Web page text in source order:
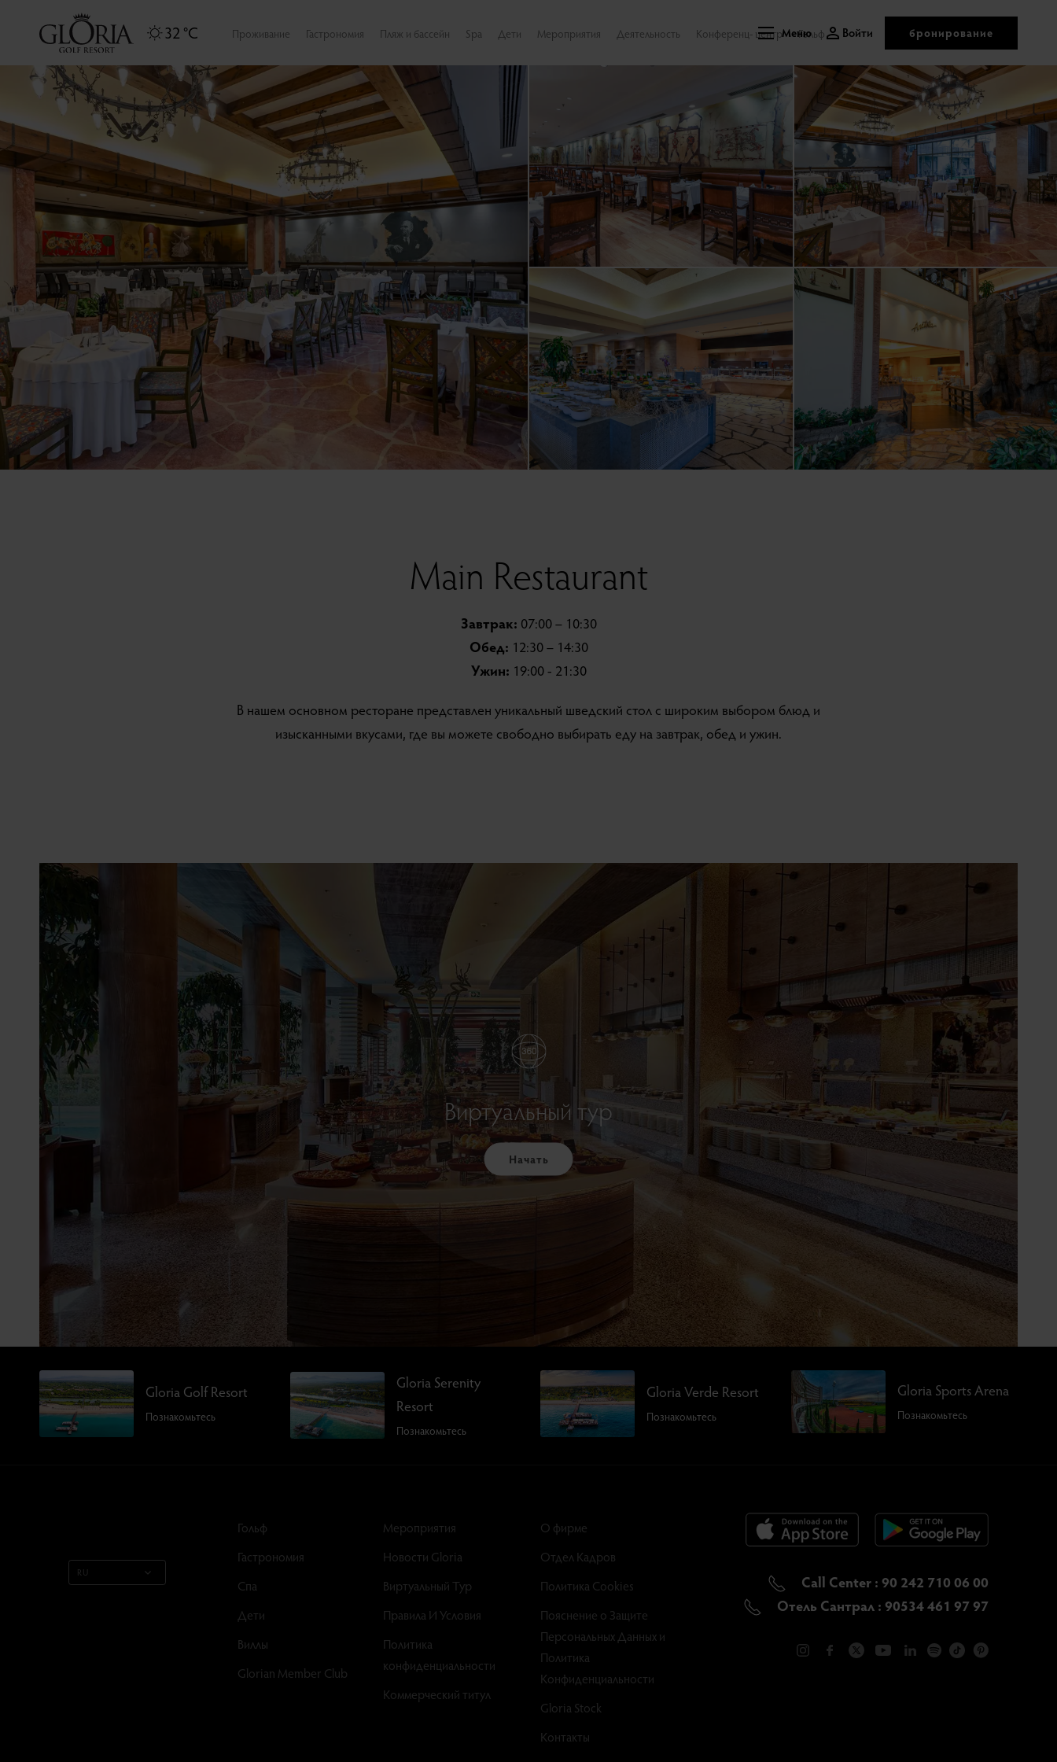
32 °C Проживание Гастрономия Пляж и бассейн Spa Дети Мероприятия Деятельность Конференц- центр Гольф бронирование
Войти
Меню
Main Restaurant
Завтрак: 07:00 – 10:30
Обед: 12:30 – 14:30
Ужин: 19:00 - 21:30
В нашем основном ресторане представлен уникальный шведский стол с широким выбором блюд и
изысканными вкусами, где вы можете свободно выбирать еду на завтрак, обед и ужин.
Виртуальный тур
Начать
Gloria Golf Resort
Познакомьтесь
Gloria Serenity
Resort
Познакомьтесь
Gloria Verde Resort
Познакомьтесь
Gloria Sports Arena
Познакомьтесь
RU
Гольф
Гастрономия
Спа
Дети
Виллы
Glorian Member Club
Мероприятия
Новости Gloria
Виртуальный Тур
Правила И Условия
Политика
конфиденциальности
Коммерческий титул
О фирме
Отдел Кадров
Политика Cookies
Пояснение о Защите
Персональных Данных и
Политика
Конфиденциальности
Gloria Stock
Контакты
Call Center : 90 242 710 06 00
Отель Сантрал : 90534 461 97 97